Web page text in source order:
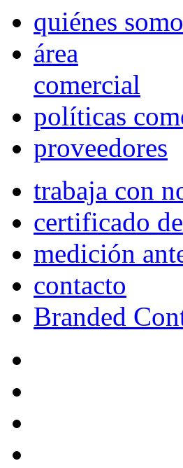
quiénes
área
comercial
políticas
proveedores
trabaja con
certificado
medición
contacto
Branded